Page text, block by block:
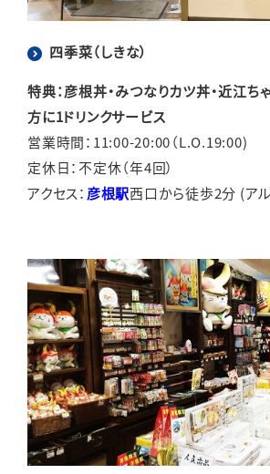
四季菜（しきな）
特典：彦根丼・みつなりカツ丼・近江ち
方に1ドリンクサービス
営業時間：11:00-20:00（L.O.19:00)
定休日：不定休（年4回）
アクセス： 彦根駅西口から徒歩2分 (ア